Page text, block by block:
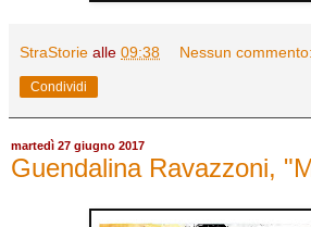
StraStorie alle 09:38 Nessun commento:
Condividi
martedì 27 giugno 2017
Guendalina Ravazzoni,